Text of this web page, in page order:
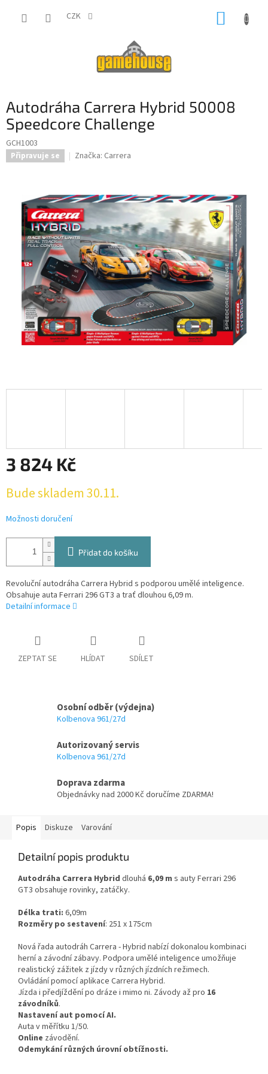
CZK
Autodráha Carrera Hybrid 50008
Speedcore Challenge
GCH1003
Připravuje se Značka: Carrera
3 824 Kč
cena:
Bude skladem 30.11.
Možnosti doručení
Přidat do košíku
Revoluční autodráha Carrera Hybrid s podporou umělé inteligence.
Obsahuje auta Ferrari 296 GT3 a trať dlouhou 6,09 m.
Detailní informace
ZEPTAT SE HLÍDAT SDÍLET
Osobní odběr (výdejna)
Kolbenova 961/27d
Autorizovaný servis
Kolbenova 961/27d
Doprava zdarma
Objednávky nad 2000 Kč doručíme ZDARMA!
Popis Diskuze Varování
Detailní popis produktu
Autodráha Carrera Hybrid dlouhá 6,09 m s auty Ferrari 296
GT3 obsahuje rovinky, zatáčky.
Délka trati: 6,09m
Rozměry po sestavení: 251 x 175cm
Nová řada autodráh Carrera - Hybrid nabízí dokonalou kombinaci
herní a závodní zábavy. Podpora umělé inteligence umožňuje
realistický zážitek z jízdy v různých jízdních režimech.
Ovládání pomocí aplikace Carrera Hybrid.
Jízda i předjíždění po dráze i mimo ni. Závody až pro 16
závodníků.
Nastavení aut pomocí AI.
Auta v měřítku 1/50.
Online závodění.
Odemykání různých úrovní obtížnosti.